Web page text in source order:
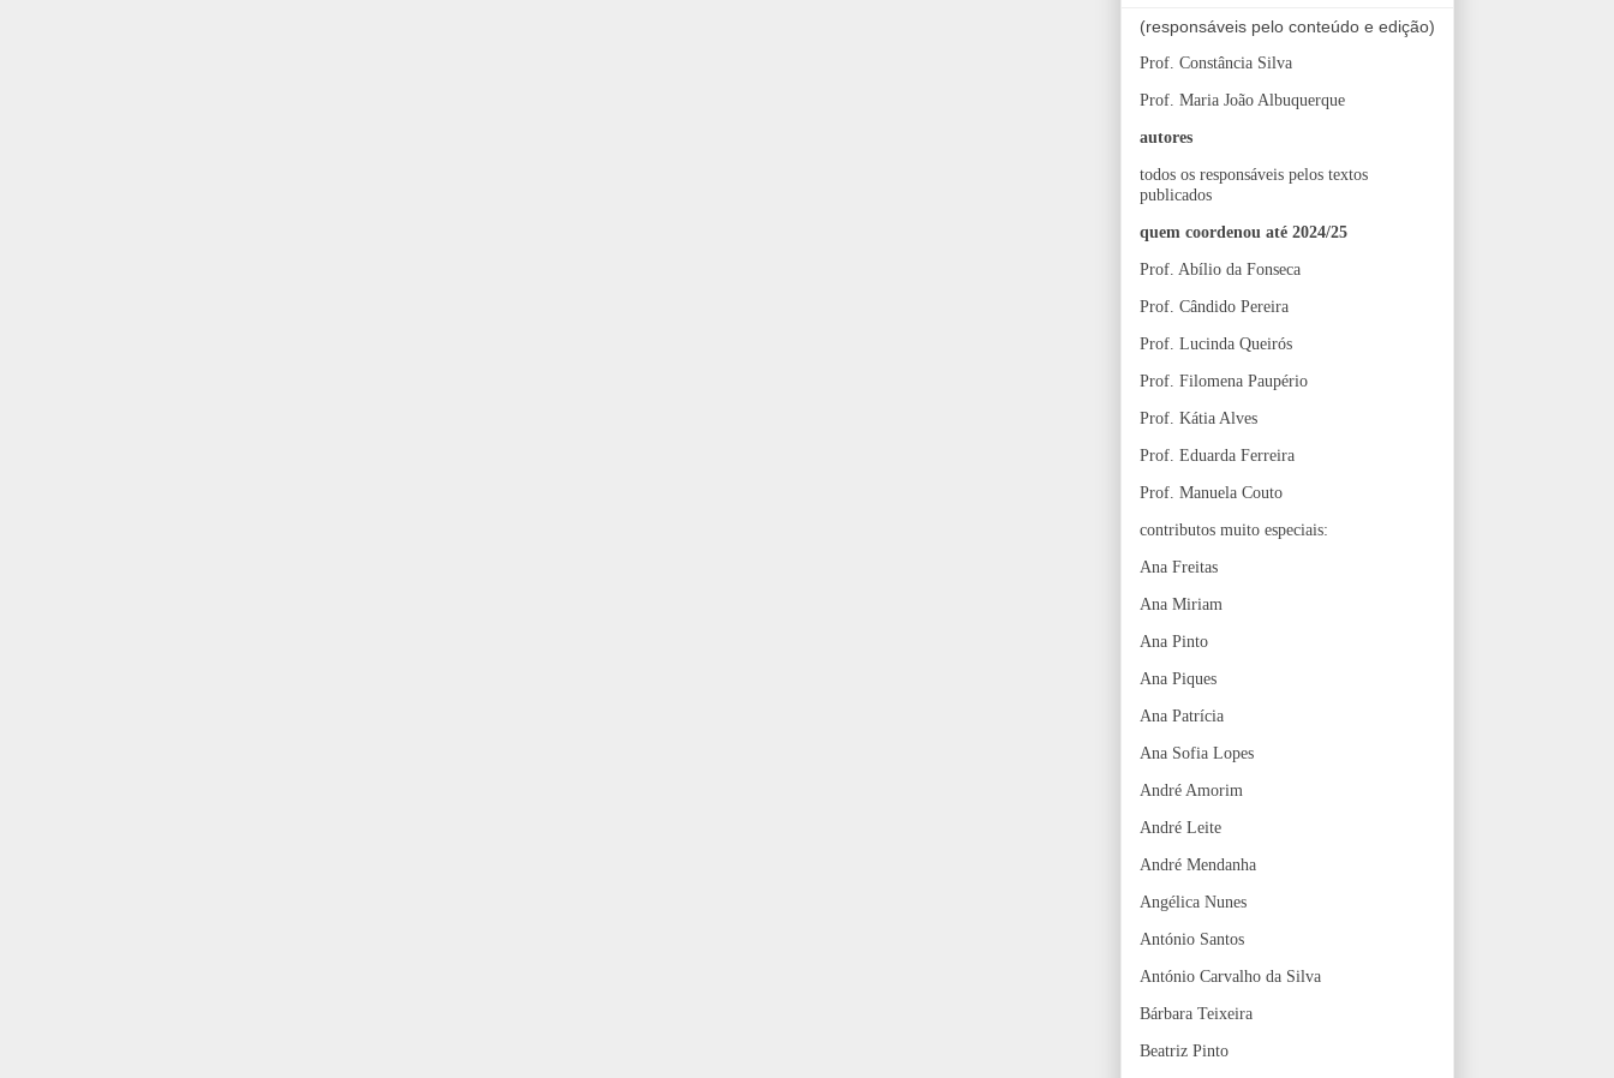
(responsáveis pelo conteúdo e edição)
Prof. Constância Silva
Prof. Maria João Albuquerque
autores
todos os responsáveis pelos textos
publicados
quem coordenou até 2024/25
Prof. Abílio da Fonseca
Prof. Cândido Pereira
Prof. Lucinda Queirós
Prof. Filomena Paupério
Prof. Kátia Alves
Prof. Eduarda Ferreira
Prof. Manuela Couto
contributos muito especiais:
Ana Freitas
Ana Miriam
Ana Pinto
Ana Piques
Ana Patrícia
Ana Sofia Lopes
André Amorim
André Leite
André Mendanha
Angélica Nunes
António Santos
António Carvalho da Silva
Bárbara Teixeira
Beatriz Pinto